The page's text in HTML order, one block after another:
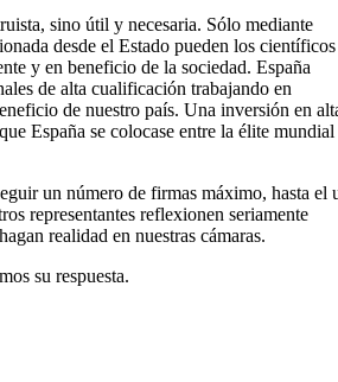
sino útil y necesaria. Sólo mediante
desde el Estado pueden los científicos
y en beneficio de la sociedad. España
de alta cualificación trabajando en
de nuestro país. Una inversión en
España se colocase entre la élite mundial
un número de firmas máximo, hasta el
representantes reflexionen seriamente
realidad en nuestras cámaras.
su respuesta.